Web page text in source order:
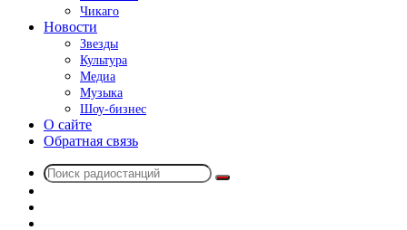
Чикаго
Новости
Звезды
Культура
Медиа
Музыка
Шоу-бизнес
О сайте
Обратная связь
Поиск